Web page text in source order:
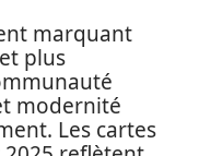
marquant
plus
modernité
Les cartes